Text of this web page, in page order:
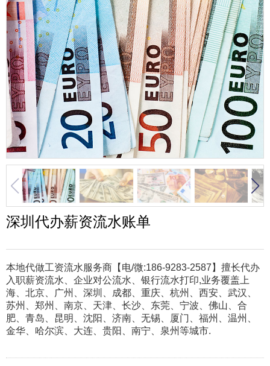
深圳代办薪资流水账单
本地代做工资流水服务商【电/微:186-9283-2587】擅长代办
入职薪资流水、企业对公流水、银行流水打印,业务覆盖上
海、北京、广州、深圳、成都、重庆、杭州、西安、武汉、
苏州、郑州、南京、天津、长沙、东莞、宁波、佛山、合
肥、青岛、昆明、沈阳、济南、无锡、厦门、福州、温州、
金华、哈尔滨、大连、贵阳、南宁、泉州等城市.